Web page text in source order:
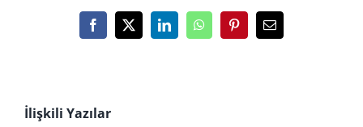
Facebook
X LinkedInWhatsAppPinterest
E-
posta
İlişkili Yazılar